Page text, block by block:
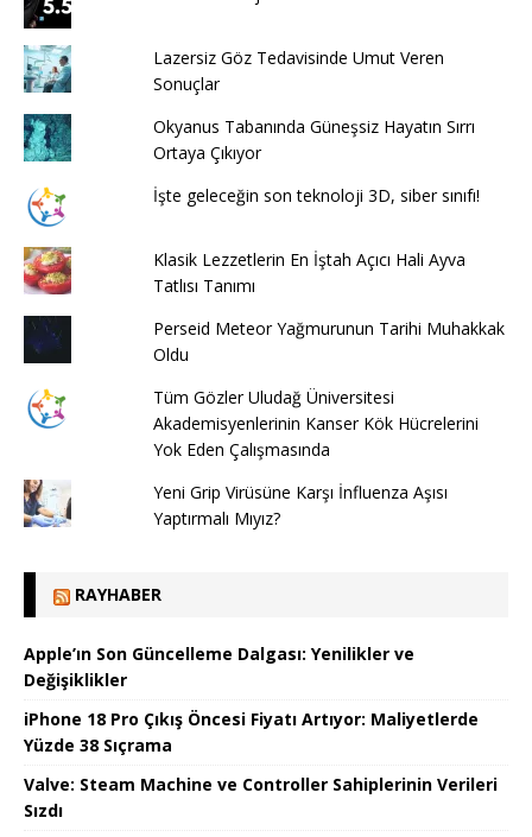
Lazersiz Göz Tedavisinde Umut Veren
Sonuçlar
Okyanus Tabanında Güneşsiz Hayatın Sırrı
Ortaya Çıkıyor
İşte geleceğin son teknoloji 3D, siber sınıfı!
Klasik Lezzetlerin En İştah Açıcı Hali Ayva
Tatlısı Tanımı
Perseid Meteor Yağmurunun Tarihi Muhakkak
Oldu
Tüm Gözler Uludağ Üniversitesi
Akademisyenlerinin Kanser Kök Hücrelerini
Yok Eden Çalışmasında
Yeni Grip Virüsüne Karşı İnfluenza Aşısı
Yaptırmalı Mıyız?
RAYHABER
Apple’ın Son Güncelleme Dalgası: Yenilikler ve
Değişiklikler
iPhone 18 Pro Çıkış Öncesi Fiyatı Artıyor: Maliyetlerde
Yüzde 38 Sıçrama
Valve: Steam Machine ve Controller Sahiplerinin Verileri
Sızdı